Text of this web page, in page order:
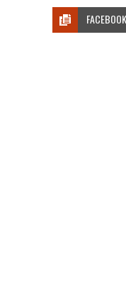
FACEBOOK